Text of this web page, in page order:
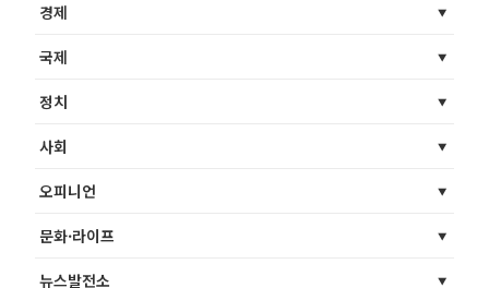
경제
국제
정치
사회
오피니언
문화·라이프
뉴스발전소